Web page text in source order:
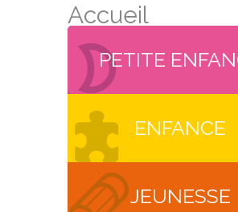
Accueil
PETITE
ENFANCE
JEUNESSE